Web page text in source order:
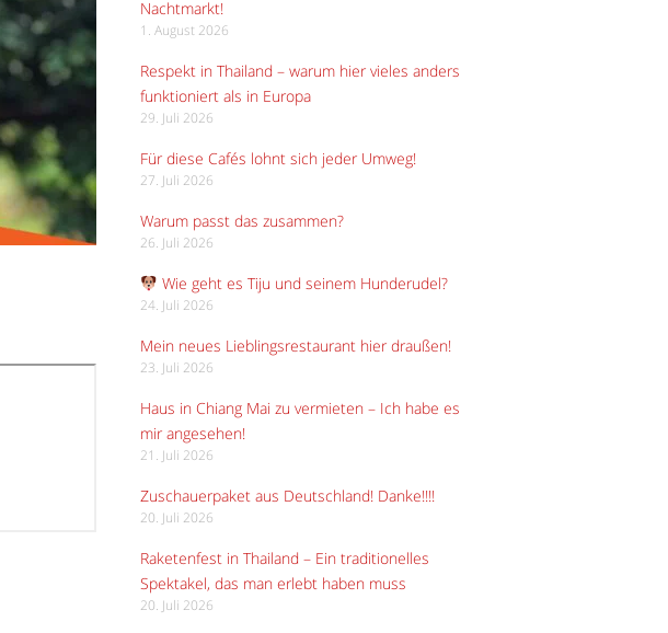
Nachtmarkt!
1. August 2026
Respekt in Thailand – warum hier vieles anders
funktioniert als in Europa
29. Juli 2026
Für diese Cafés lohnt sich jeder Umweg!
27. Juli 2026
Warum passt das zusammen?
26. Juli 2026
Wie geht es Tiju und seinem Hunderudel?
24. Juli 2026
Mein neues Lieblingsrestaurant hier draußen!
23. Juli 2026
Haus in Chiang Mai zu vermieten – Ich habe es
mir angesehen!
21. Juli 2026
Zuschauerpaket aus Deutschland! Danke!!!!
20. Juli 2026
Raketenfest in Thailand – Ein traditionelles
Spektakel, das man erlebt haben muss
20. Juli 2026